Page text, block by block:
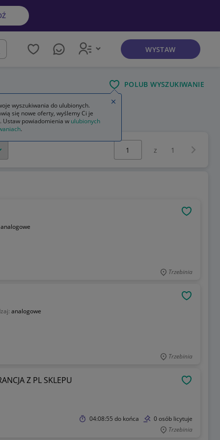
WYSTAW
POLUB WYSZUKIWANIE
Wybierz stronę:
z 1
analogowe
Trzebinia
analogowe
Trzebinia
Z PL SKLEPU
04:08:55 do końca 0 osób licytuje
Trzebinia
wyszukiwania do ulubionych.
się nowe oferty, wyślemy Ci je
Ustaw powiadomienia w ulubionych
.
Zamknij wskazówkę